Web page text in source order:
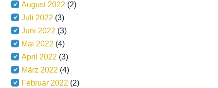
August 2022 (2)
Juli 2022 (3)
Juni 2022 (3)
Mai 2022 (4)
April 2022 (3)
März 2022 (4)
Februar 2022 (2)